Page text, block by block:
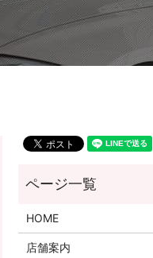
HOME
店舗案内